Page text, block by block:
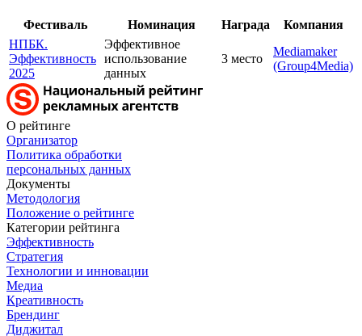
Фестиваль Номинация Награда
Компания
НПБК.
Эффективность
2025
Эффективное
использование
данных
3 место
Mediamaker
(Group4Media)
О рейтинге
Организатор
Политика обработки
персональных данных
Документы
Методология
Положение о рейтинге
Категории рейтинга
Эффективность
Стратегия
Технологии и инновации
Медиа
Креативность
Брендинг
Диджитал